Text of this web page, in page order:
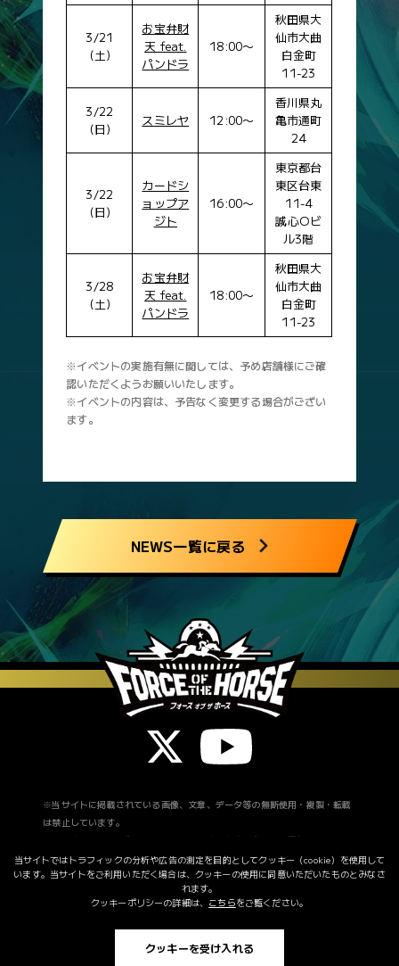
3/21
(土)
お宝弁財
天 feat.
パンドラ
18:00〜
秋田県大
仙市大曲
白金町
11-23
3/22
(日)
スミレヤ 12:00〜
香川県丸
亀市通町
24
3/22
(日)
カードシ
ョップア
ジト
16:00〜
東京都台
東区台東
11-4
誠心Oビ
ル3階
3/28
(土)
お宝弁財
天 feat.
パンドラ
18:00〜
秋田県大
仙市大曲
白金町
11-23
※イベントの実施有無に関しては、予め店舗様にご確
認いただくようお願いいたします。
※イベントの内容は、予告なく変更する場合がござい
ます。
NEWS一覧に戻る
カードNo.
カード名
SDF-91
フォース 逃げ
SDF-92
フォース 先行
SDF-93
フォース 差し
SDF-94
フォース 短距離
SDF-96
フォース マイル
SDF-97
フォース 中距離
フォース 長距離
カードNo.
カード名
グランアレグリア
SDF-016R
アスコリピチェーノ
SDF-018R
キングカメハメハ
SDF-024R
ブエナビスタ
SDF-025R
SDF-044R
サトノダイヤモンド
SDF-047R
ディープインパクト
SDF-048R
アーモンドアイ
SDF-049R
スペシャルレアカード
カードNo.
カード名
SDF-
047SR
アーモンドアイシリアルレアの母
数：10
イクイノックス
シリアルレアの母
数：10
※当サイトに掲載されている画像、文章、データ等の無断使用・複製・転載
は禁止しています。
※掲載されている画像は開発中のものです。実際の商品とは異なる場合がご
ざいます。
※発売スケジュール等は、予告なく変更になる場合があります。
クッキーポリシー
©FRAMELUNCH.INC All rights reserved.
当サイトではトラフィックの分析や広告の測定を目的としてクッキー（cookie）を使用して
います。 当サイトをご利用いただく場合は、クッキーの使用に同意いただいたものとみなさ
れます。
クッキーポリシーの詳細は、 こちらをご覧ください。
クッキーを受け入れる